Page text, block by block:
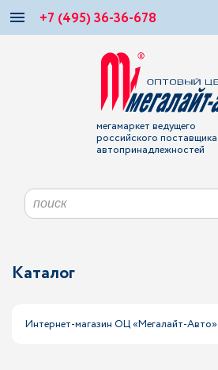
+7 (495) 36-36-678
мегамаркет ведущего
российского поставщика
автопринадлежностей
Каталог
Интернет-магазин ОЦ «Мегалайт-Авто»